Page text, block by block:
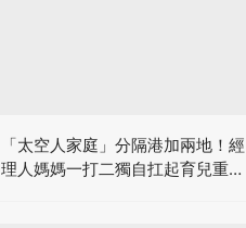
「太空人家庭」分隔港加兩地！經
理人媽媽一打二獨自扛起育兒重